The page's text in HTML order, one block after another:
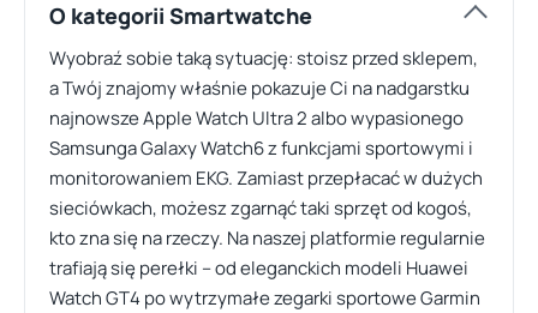
O kategorii Smartwatche
Wyobraź sobie taką sytuację: stoisz przed sklepem,
a Twój znajomy właśnie pokazuje Ci na nadgarstku
najnowsze Apple Watch Ultra 2 albo wypasionego
Samsunga Galaxy Watch6 z funkcjami sportowymi i
monitorowaniem EKG. Zamiast przepłacać w dużych
sieciówkach, możesz zgarnąć taki sprzęt od kogoś,
kto zna się na rzeczy. Na naszej platformie regularnie
trafiają się perełki – od eleganckich modeli Huawei
Watch GT4 po wytrzymałe zegarki sportowe Garmin